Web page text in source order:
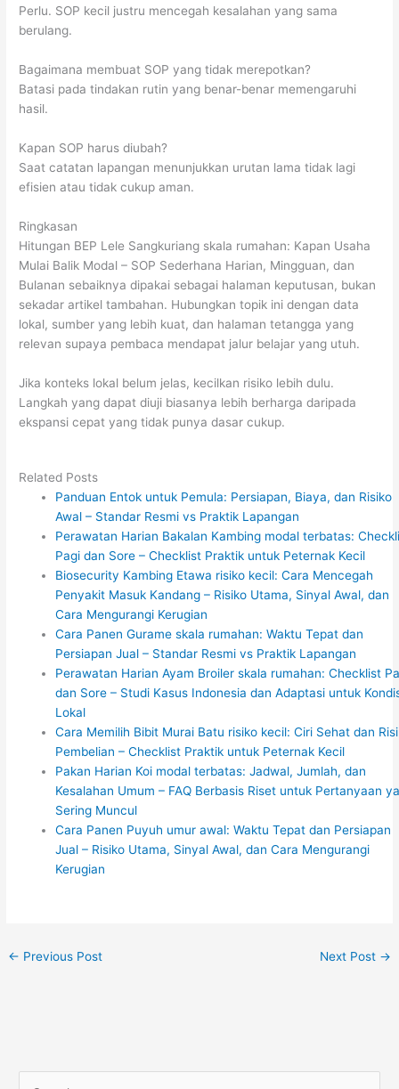
Perlu. SOP kecil justru mencegah kesalahan yang sama
berulang.
Bagaimana membuat SOP yang tidak merepotkan?
Batasi pada tindakan rutin yang benar-benar memengaruhi
hasil.
Kapan SOP harus diubah?
Saat catatan lapangan menunjukkan urutan lama tidak lagi
efisien atau tidak cukup aman.
Ringkasan
Hitungan BEP Lele Sangkuriang skala rumahan: Kapan Usaha
Mulai Balik Modal – SOP Sederhana Harian, Mingguan, dan
Bulanan sebaiknya dipakai sebagai halaman keputusan, bukan
sekadar artikel tambahan. Hubungkan topik ini dengan data
lokal, sumber yang lebih kuat, dan halaman tetangga yang
relevan supaya pembaca mendapat jalur belajar yang utuh.
Jika konteks lokal belum jelas, kecilkan risiko lebih dulu.
Langkah yang dapat diuji biasanya lebih berharga daripada
ekspansi cepat yang tidak punya dasar cukup.
Related Posts
Panduan Entok untuk Pemula: Persiapan, Biaya, dan Risiko
Awal – Standar Resmi vs Praktik Lapangan
Perawatan Harian Bakalan Kambing modal terbatas:
Pagi dan Sore – Checklist Praktik untuk Peternak Kecil
Biosecurity Kambing Etawa risiko kecil: Cara Mencegah
Penyakit Masuk Kandang – Risiko Utama, Sinyal Awal, dan
Cara Mengurangi Kerugian
Cara Panen Gurame skala rumahan: Waktu Tepat dan
Persiapan Jual – Standar Resmi vs Praktik Lapangan
Perawatan Harian Ayam Broiler skala rumahan: Checklist
dan Sore – Studi Kasus Indonesia dan Adaptasi untuk
Lokal
Cara Memilih Bibit Murai Batu risiko kecil: Ciri Sehat dan
Pembelian – Checklist Praktik untuk Peternak Kecil
Pakan Harian Koi modal terbatas: Jadwal, Jumlah, dan
Kesalahan Umum – FAQ Berbasis Riset untuk Pertanyaan
Sering Muncul
Cara Panen Puyuh umur awal: Waktu Tepat dan Persiapan
Jual – Risiko Utama, Sinyal Awal, dan Cara Mengurangi
Kerugian
← Previous Post Next Post →